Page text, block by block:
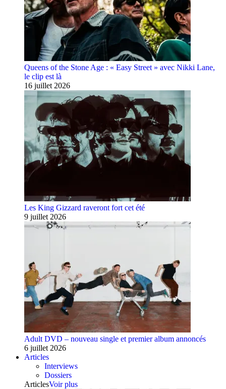
Queens of the Stone Age : « Easy Street » avec Nikki Lane,
le clip est là
16 juillet 2026
Les King Gizzard raveront fort cet été
9 juillet 2026
Adult DVD – nouveau single et premier album annoncés
6 juillet 2026
Articles
Interviews
Dossiers
ArticlesVoir plus